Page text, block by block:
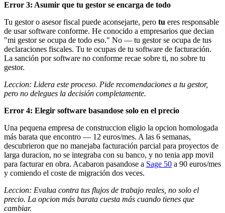
Error 3: Asumir que tu gestor se encarga de todo
Tu gestor o asesor fiscal puede aconsejarte, pero tu eres responsable
de usar software conforme. He conocido a empresarios que decian
"mi gestor se ocupa de todo eso." No — tu gestor se ocupa de tus
declaraciones fiscales. Tu te ocupas de tu software de facturación.
La sanción por software no conforme recae sobre ti, no sobre tu
gestor.
Leccion: Lidera este proceso. Pide recomendaciones a tu gestor,
pero no delegues la decisión completamente.
Error 4: Elegir software basandose solo en el precio
Una pequena empresa de construccion eligio la opcion homologada
más barata que encontro — 12 euros/mes. A las 6 semanas,
descubrieron que no manejaba facturación parcial para proyectos de
larga duracion, no se integraba con su banco, y no tenia app movil
para facturar en obra. Acabaron pasandose a Sage 50 a 90 euros/mes
y comiendo el coste de migración dos veces.
Leccion: Evalua contra tus flujos de trabajo reales, no solo el
precio. La opcion más barata cuesta más cuando tienes que
cambiar.